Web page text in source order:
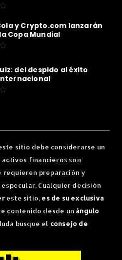
y Crypto.com lanzarán
Copa Mundial
del despido al éxito
sitio debe considerarse un
activos financieros son
requieren preparación y
Cualquier decisión
este sitio, es de su exclusiva
contenido desde un ángulo
busque el consejo de